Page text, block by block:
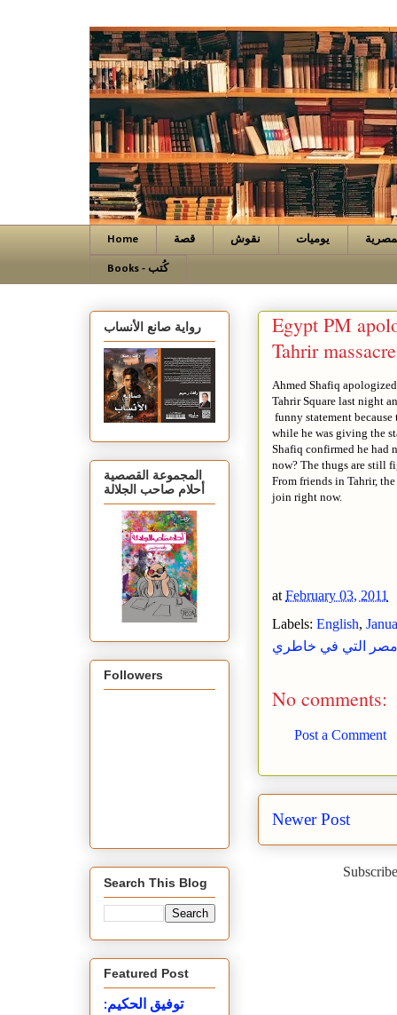
Home قصة نقوش يوميات
Books - كُتب
Egypt PM
Tahrir massacre
Ahmed Shafiq
Tahrir Square last night
funny statement
while he was giving the
Shafiq confirmed he had
now? The thugs are still
From friends in Tahrir,
join right now.
at February 03, 2011
Labels: English,
مصر التي في خاطري
No comments:
Post a Comment
Newer Post
رواية صانع الأنساب
المجموعة القصصية
أحلام صاحب الجلالة
Followers
Search This Blog
Featured Post
توفيق الحكيم: